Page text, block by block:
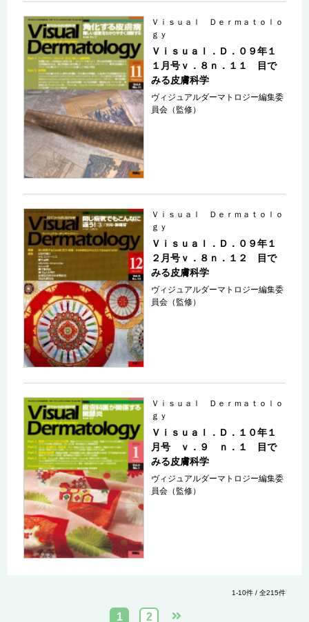
Ｖｉｓｕａｌ Ｄｅｒｍａｔｏｌｏ
ｇｙ
Ｖｉｓｕａｌ．Ｄ．０９年１
１月号ｖ．８ｎ．１１ 目で
みる皮膚科学
ヴィジュアルダーマトロジー編集委
員会（監修）
Ｖｉｓｕａｌ Ｄｅｒｍａｔｏｌｏ
ｇｙ
Ｖｉｓｕａｌ．Ｄ．０９年１
２月号ｖ．８ｎ．１２ 目で
みる皮膚科学
ヴィジュアルダーマトロジー編集委
員会（監修）
Ｖｉｓｕａｌ Ｄｅｒｍａｔｏｌｏ
ｇｙ
Ｖｉｓｕａｌ．Ｄ．１０年１
月号 ｖ．９ ｎ．１ 目で
みる皮膚科学
ヴィジュアルダーマトロジー編集委
員会（監修）
1-10件 / 全215件
1 2